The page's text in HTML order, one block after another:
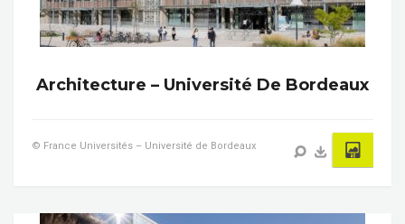
Architecture – Université De Bordeaux
© France Universités – Université de Bordeaux